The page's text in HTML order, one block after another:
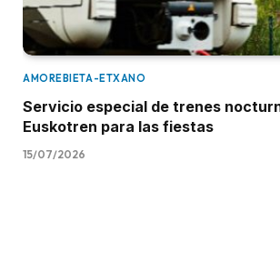
AMOREBIETA-ETXANO
Servicio especial de trenes
Euskotren para las fiestas
15/07/2026